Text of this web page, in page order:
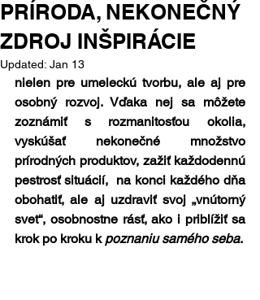
PRÍRODA, NEKONEČNÝ
ZDROJ INŠPIRÁCIE
Updated: Jan 13
nielen pre umeleckú tvorbu, ale aj pre
osobný rozvoj. Vďaka nej sa môžete
zoznámiť s rozmanitosťou okolia,
vyskúšať nekonečné množstvo
prírodných produktov, zažiť každodennú
pestrosť situácií,  na konci každého dňa
obohatiť, ale aj uzdraviť svoj „vnútorný
svet“, osobnostne rásť, ako i priblížiť sa
krok po kroku k poznaniu samého seba.